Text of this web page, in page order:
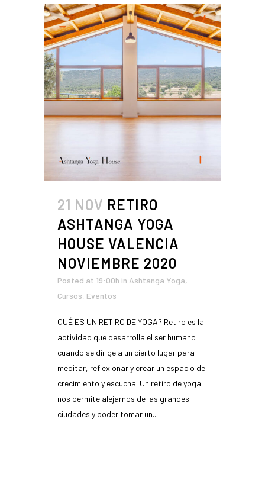
21 NOV RETIRO
ASHTANGA YOGA
HOUSE VALENCIA
NOVIEMBRE 2020
Posted at 19:00h in Ashtanga Yoga,
Cursos, Eventos
QUÉ ES UN RETIRO DE YOGA? Retiro es la
actividad que desarrolla el ser humano
cuando se dirige a un cierto lugar para
meditar, reflexionar y crear un espacio de
crecimiento y escucha. Un retiro de yoga
nos permite alejarnos de las grandes
ciudades y poder tomar un...